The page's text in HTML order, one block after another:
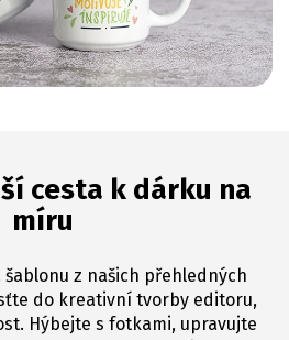
cesta k dárku na
míru
z našich přehledných
do kreativní tvorby editoru,
Hýbejte s fotkami, upravujte